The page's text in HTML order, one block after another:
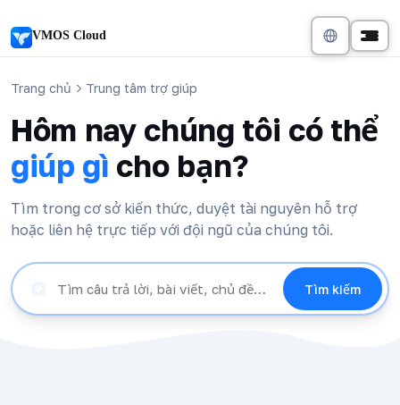
VMOS Cloud
Trang chủ Trung tâm trợ giúp
Hôm nay chúng tôi có thể
giúp gì cho bạn?
Tìm trong cơ sở kiến thức, duyệt tài nguyên hỗ trợ
hoặc liên hệ trực tiếp với đội ngũ của chúng tôi.
Tìm kiếm